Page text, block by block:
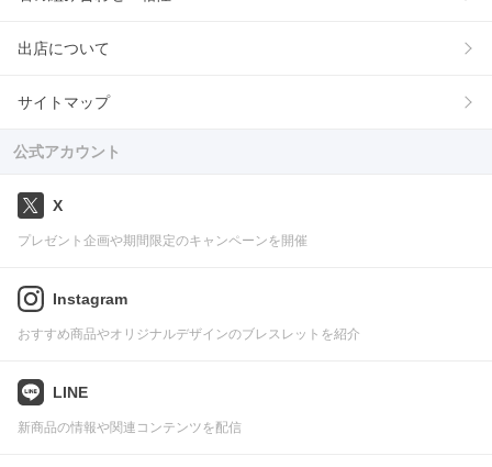
出店について
サイトマップ
公式アカウント
X
プレゼント企画や期間限定のキャンペーンを開催
Instagram
おすすめ商品やオリジナルデザインのブレスレットを紹介
LINE
新商品の情報や関連コンテンツを配信